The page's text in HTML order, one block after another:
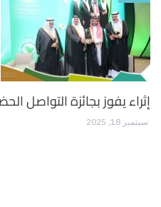
إثراء يفوز بجائزة التواصل
سبتمبر 18, 2025